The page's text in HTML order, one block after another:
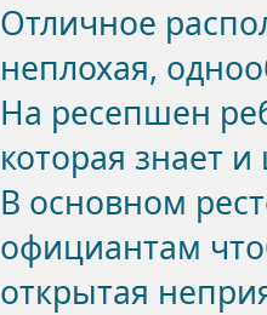
Отличное
неплохая,
На ресепшен
которая знает
В основном
официантам
открытая